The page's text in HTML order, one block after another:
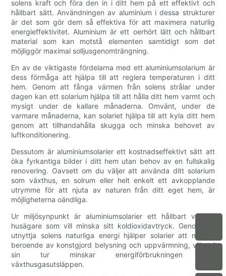
solens kraft och föra den in i ditt hem på ett effektivt och
hållbart sätt. Användningen av aluminium i dessa strukturer
är det som gör dem så effektiva för att maximera naturlig
energieffektivitet. Aluminium är ett oerhört lätt och hållbart
material som kan motstå elementen samtidigt som det
möjliggör maximal solljusgenomträngning.
En av de viktigaste fördelarna med ett aluminiumsolarium är
dess förmåga att hjälpa till att reglera temperaturen i ditt
hem. Genom att fånga värmen från solens strålar under
dagen kan ett solarium hjälpa till att hålla ditt hem varmt och
mysigt under de kallare månaderna. Omvänt, under de
varmare månaderna, kan solariet hjälpa till att kyla ditt hem
genom att tillhandahålla skugga och minska behovet av
luftkonditionering.
Dessutom är aluminiumsolarier ett kostnadseffektivt sätt att
öka fyrkantiga bilder i ditt hem utan behov av en fullskalig
renovering. Oavsett om du väljer att använda ditt solarium
som växthus, en solrum eller helt enkelt ett avkopplande
utrymme för att njuta av naturen från ditt eget hem, är
möjligheterna oändliga.
Ur miljösynpunkt är aluminiumsolarier ett hållbart val för
husägare som vill minska sitt koldioxidavtryck. Genom att
utnyttja solens naturliga energi hjälper solarier att minska
beroende av konstgjord belysning och uppvärmning, vilket i
sin tur minskar energiförbrukningen och
växthusgasutsläppen.